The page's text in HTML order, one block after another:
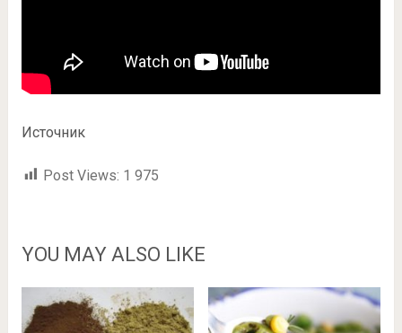
Источник
Post Views: 1 975
YOU MAY ALSO LIKE